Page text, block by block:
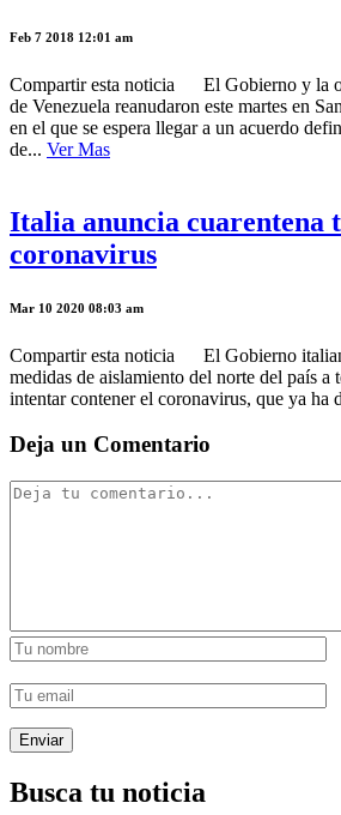
Feb 7 2018 12:01 am
Compartir esta noticia El Gobierno y la
de Venezuela reanudaron este martes en
en el que se espera llegar a un acuerdo
de... Ver Mas
Italia anuncia cuarentena
coronavirus
Mar 10 2020 08:03 am
Compartir esta noticia El Gobierno
medidas de aislamiento del norte del país a
intentar contener el coronavirus, que ya ha
Deja un Comentario
Busca tu noticia